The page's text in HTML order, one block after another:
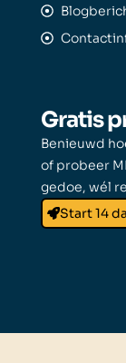
Gratis
Benieuwd
of probeer
gedoe, wél
Start 14